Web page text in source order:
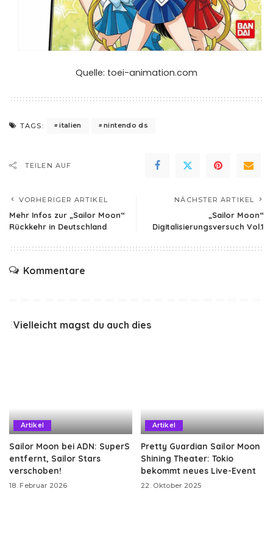
Quelle: toei-animation.com
TAGS: italien nintendo ds
TEILEN AUF
VORHERIGER ARTIKEL
Mehr Infos zur „Sailor Moon“
Rückkehr in Deutschland
NÄCHSTER ARTIKEL
„Sailor Moon“
Digitalisierungsversuch Vol.1
Kommentare
Vielleicht magst du auch dies
Artikel
Sailor Moon bei ADN: SuperS
entfernt, Sailor Stars
verschoben!
18. Februar 2026
Artikel
Pretty Guardian Sailor Moon
Shining Theater: Tokio
bekommt neues Live-Event
22. Oktober 2025